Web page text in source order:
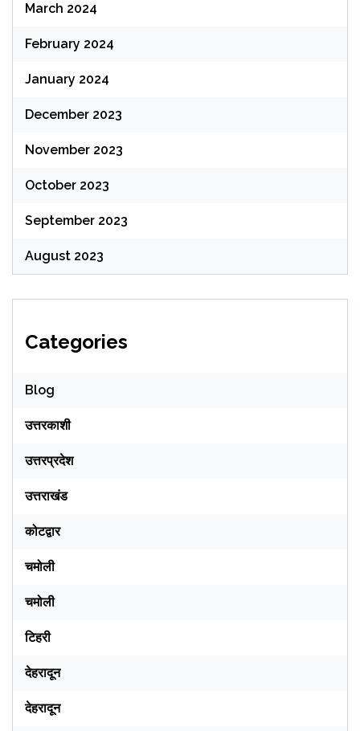
March 2024
February 2024
January 2024
December 2023
November 2023
October 2023
September 2023
August 2023
Categories
Blog
उत्तरकाशी
उत्तरप्रदेश
उत्तराखंड
कोटद्वार
चमोली
चमोली
टिहरी
देहरादून
देहरादून